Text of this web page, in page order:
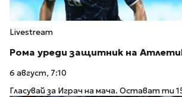
Livestream
Рома уреди защитник на
6 август, 7:10
Гласувай за Играч на мача. Остават ти